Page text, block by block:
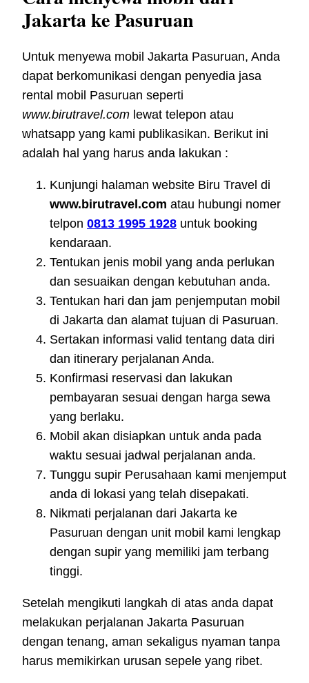
Jakarta ke Pasuruan
Untuk menyewa mobil Jakarta Pasuruan, Anda
dapat berkomunikasi dengan penyedia jasa
rental mobil Pasuruan seperti
www.birutravel.com lewat telepon atau
whatsapp yang kami publikasikan. Berikut ini
adalah hal yang harus anda lakukan :
Kunjungi halaman website Biru Travel di
www.birutravel.com atau hubungi nomer
telpon 0813 1995 1928 untuk booking
kendaraan.
Tentukan jenis mobil yang anda perlukan
dan sesuaikan dengan kebutuhan anda.
Tentukan hari dan jam penjemputan mobil
di Jakarta dan alamat tujuan di Pasuruan.
Sertakan informasi valid tentang data diri
dan itinerary perjalanan Anda.
Konfirmasi reservasi dan lakukan
pembayaran sesuai dengan harga sewa
yang berlaku.
Mobil akan disiapkan untuk anda pada
waktu sesuai jadwal perjalanan anda.
Tunggu supir Perusahaan kami menjemput
anda di lokasi yang telah disepakati.
Nikmati perjalanan dari Jakarta ke
Pasuruan dengan unit mobil kami lengkap
dengan supir yang memiliki jam terbang
tinggi.
Setelah mengikuti langkah di atas anda dapat
melakukan perjalanan Jakarta Pasuruan
dengan tenang, aman sekaligus nyaman tanpa
harus memikirkan urusan sepele yang ribet.